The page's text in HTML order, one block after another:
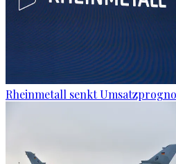
Rheinmetall senkt